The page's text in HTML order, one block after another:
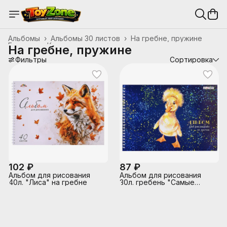
На гребне, пружине
Альбомы 30 листов ›
Альбомы ›
Канцтовары, школьные принадлежности
Главная
На гребне, пружине
Фильтры Сортировка
102 ₽
Альбом для рисования
40л. "Лиса" на гребне
87 ₽
Альбом для рисования
30л. гребень "Самые